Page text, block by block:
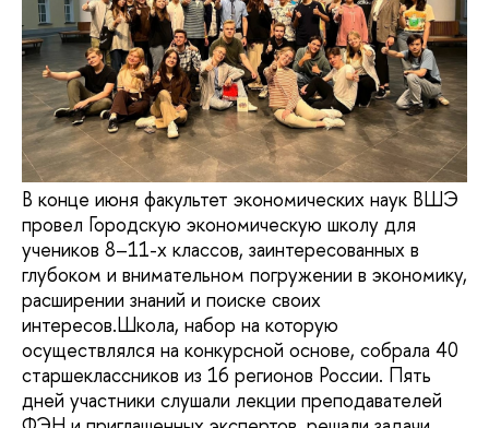
В конце июня факультет экономических наук ВШЭ
провел Городскую экономическую школу для
учеников 8–11-х классов, заинтересованных в
глубоком и внимательном погружении в экономику,
расширении знаний и поиске своих
интересов.Школа, набор на которую
осуществлялся на конкурсной основе, собрала 40
старшеклассников из 16 регионов России. Пять
дней участники слушали лекции преподавателей